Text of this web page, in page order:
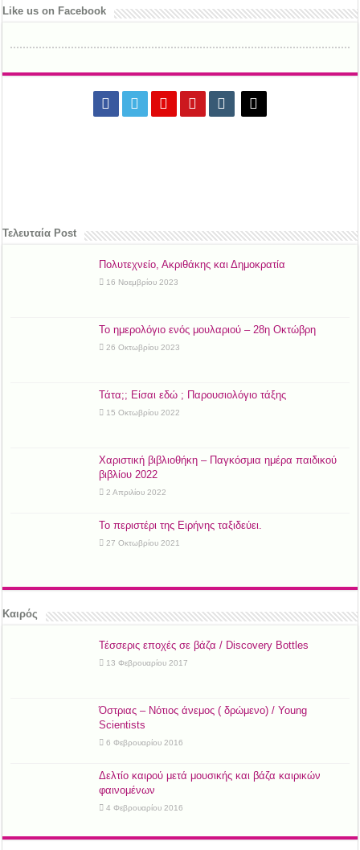
Like us on Facebook
Τελευταία Post
Πολυτεχνείο, Ακριθάκης και Δημοκρατία
16 Νοεμβρίου 2023
Το ημερολόγιο ενός μουλαριού – 28η Οκτώβρη
26 Οκτωβρίου 2023
Τάτα;; Είσαι εδώ ; Παρουσιολόγιο τάξης
15 Οκτωβρίου 2022
Χαριστική βιβλιοθήκη – Παγκόσμια ημέρα παιδικού
βιβλίου 2022
2 Απριλίου 2022
Το περιστέρι της Ειρήνης ταξιδεύει.
27 Οκτωβρίου 2021
Καιρός
Τέσσερις εποχές σε βάζα / Discovery Bottles
13 Φεβρουαρίου 2017
Όστριας – Νότιος άνεμος ( δρώμενο) / Young
Scientists
6 Φεβρουαρίου 2016
Δελτίο καιρού μετά μουσικής και βάζα καιρικών
φαινομένων
4 Φεβρουαρίου 2016